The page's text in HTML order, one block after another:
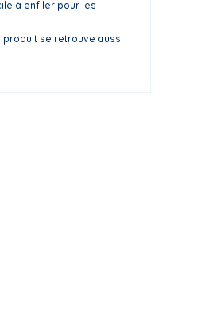
à enfiler pour les
produit se retrouve aussi